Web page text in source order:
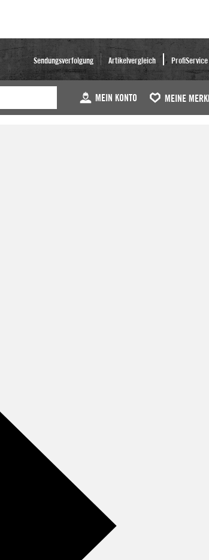
Sendungsverfolgung Artikelvergleich ProfiService
MEIN KONTO MEINE